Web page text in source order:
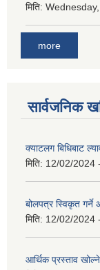
मिति:
more
सार्वजनिक
क्याटलग बिधिबाट
मिति: 12/02/2024
बोलपत्र स्विकृत
मिति: 12/02/2024
आर्थिक प्रस्ताव